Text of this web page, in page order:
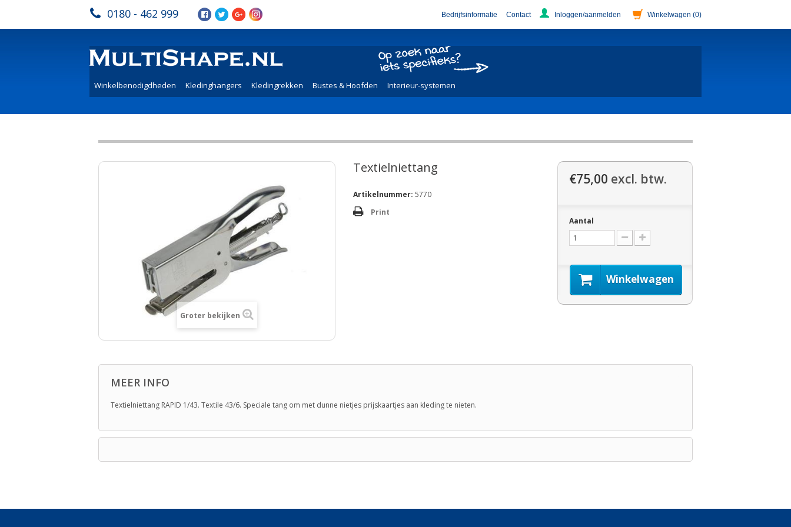
0180 - 462 999 Winkelwagen (0)
Inloggen/aanmelden
Contact
Bedrijfsinformatie
Winkelbenodigdheden Kledinghangers Kledingrekken Bustes & Hoofden Interieur-systemen
Groter bekijken
Textielniettang
Artikelnummer: 5770
Print
€75,00 excl. btw.
Aantal
Winkelwagen
MEER INFO
Textielniettang RAPID 1/43. Textile 43/6. Speciale tang om met dunne nietjes prijskaartjes aan kleding te nieten.